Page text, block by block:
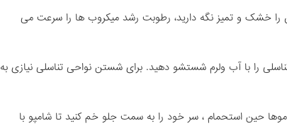
را خشک و تمیز نگه دارید، رطوبت رشد میکروب ها را سرعت می
را با آب ولرم شستشو دهید. برای شستن نواحی تناسلی نیازی به
حین استحمام ، سر خود را به سمت جلو خم کنید تا شامپو با